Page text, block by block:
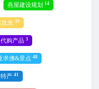
燕屋建设规划 14
批发 39
购产品 3
求佛&景点 48
产 41